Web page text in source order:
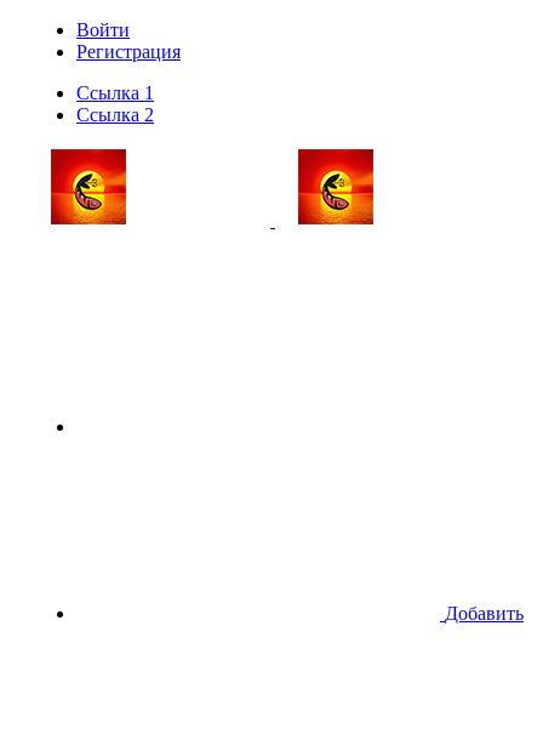
Войти
Регистрация
Ссылка 1
Ссылка 2
Добавить